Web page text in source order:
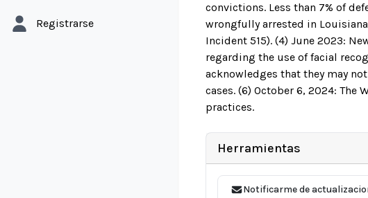
Registrarse
convictions. Less than 7% of
wrongfully arrested in
Incident 515). (4) June 2023:
regarding the use of facial
acknowledges that they may
cases. (6) October 6, 2024:
practices.
Herramientas
Notificarme de